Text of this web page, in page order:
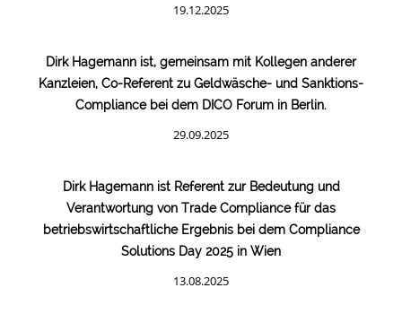
19.12.2025
Dirk Hagemann ist, gemeinsam mit Kollegen anderer
Kanzleien, Co-Referent zu Geldwäsche- und Sanktions-
Compliance bei dem DICO Forum in Berlin.
29.09.2025
Dirk Hagemann ist Referent zur Bedeutung und
Verantwortung von Trade Compliance für das
betriebswirtschaftliche Ergebnis bei dem Compliance
Solutions Day 2025 in Wien
13.08.2025